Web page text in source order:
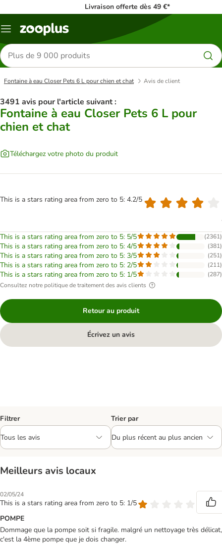
Livraison offerte dès 49 €*
Menu
Rechercher
des
produits
Fontaine à eau Closer Pets 6 L pour chien et chat Avis de client
3491 avis pour l'article suivant :
Fontaine à eau Closer Pets 6 L pour
chien et chat
Téléchargez votre photo du produit
This is a stars rating area from zero to 5: 4.2/5
This is a stars rating area from zero to 5: 5/5 (2361)
This is a stars rating area from zero to 5: 4/5 (381)
This is a stars rating area from zero to 5: 3/5 (251)
This is a stars rating area from zero to 5: 2/5 (211)
This is a stars rating area from zero to 5: 1/5 (287)
Consultez notre politique de traitement des avis clients
Retour au produit
Écrivez un avis
Filtrer Trier par
Meilleurs avis locaux
02/05/24
This is a stars rating area from zero to 5: 1/5
POMPE
Dommage que la pompe soit si fragile. malgré un nettoyage très délicat,
c'est la 4ème pompe que je dois changer.